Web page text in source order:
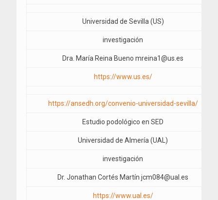
Universidad de Sevilla (US)
investigación
Dra. María Reina Bueno mreina1@us.es
https://www.us.es/
https://ansedh.org/convenio-universidad-sevilla/
Estudio podológico en SED
Universidad de Almería (UAL)
investigación
Dr. Jonathan Cortés Martín jcm084@ual.es
https://www.ual.es/